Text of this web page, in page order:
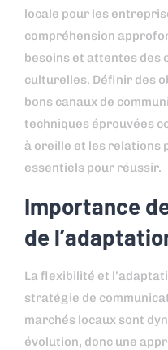
locale pour les
compréhension
besoins et attentes des
culturelles. Définir des
bons canaux de
techniques éprouvées
à oreille et les relations
essentiels pour réussir.
Importance
de
La flexibilité et
stratégie de
marchés locaux sont
évolution, donc une